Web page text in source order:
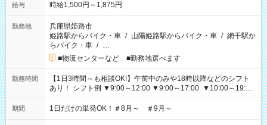
給与 時給1,500円～1,875円
勤務地
兵庫県姫路市
姫路駅からバイク・車 / 山陽姫路駅からバイク・車 / 網干駅か
らバイク・車 / …
■物流センターなど ■勤務地選べます
勤務時間
【1日3時間～も相談OK!】午前中のみや18時以降などのシフト
あり！ シフト例 ▼9:00～12:00 ▼9:00～17:00 ▼10:00～19:00
▼18:00～21:00
期間 1日だけの単発OK！＃8月～ ＃9月～